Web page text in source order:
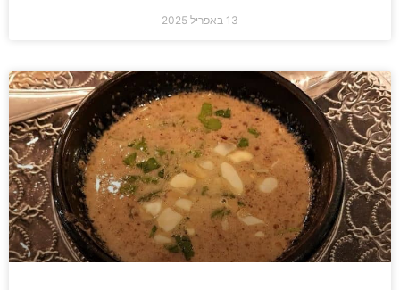
13 באפריל 2025